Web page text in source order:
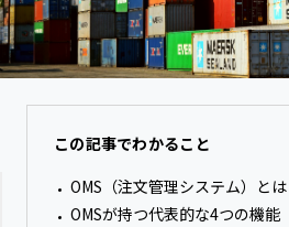
この記事でわかること
OMS（注文管理システム）とは
OMSが持つ代表的な4つの機能